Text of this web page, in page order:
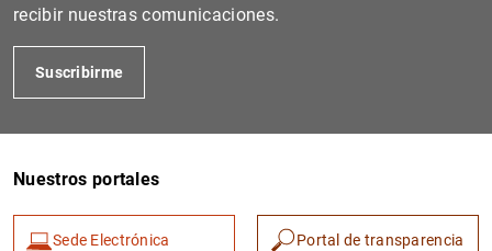
recibir nuestras comunicaciones.
Suscribirme
Nuestros portales
Sede Electrónica Portal de transparencia